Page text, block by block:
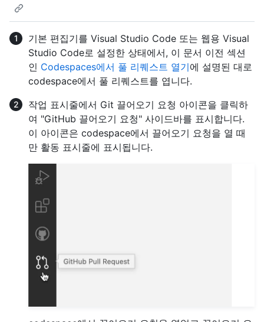
기본 편집기를 Visual Studio Code 또는 웹용 Visual
Studio Code로 설정한 상태에서, 이 문서 이전 섹션
인 Codespaces에서 풀 리퀘스트 열기에 설명된 대로
codespace에서 풀 리퀘스트를 엽니다.
작업 표시줄에서 Git 끌어오기 요청 아이콘을 클릭하
여 "GitHub 끌어오기 요청" 사이드바를 표시합니다.
이 아이콘은 codespace에서 끌어오기 요청을 열 때
만 활동 표시줄에 표시됩니다.